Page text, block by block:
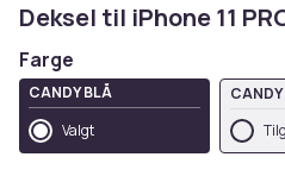
Deksel til iPhone 11
Farge
CANDY BLÅ
Valgt